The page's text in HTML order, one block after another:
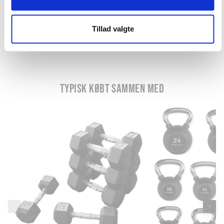
Tillad valgte
TYPISK KØBT SAMMEN MED
›